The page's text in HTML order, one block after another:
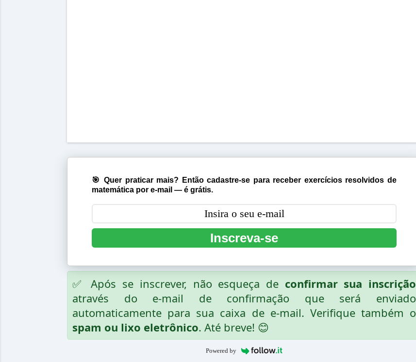
🎯 Quer praticar mais? Então cadastre-se para receber exercícios resolvidos de
matemática por e-mail — é grátis.
Inscreva-se
✅ Após se inscrever, não esqueça de confirmar sua inscrição
através do e-mail de confirmação que será enviado
automaticamente para sua caixa de e-mail. Verifique também o
spam ou lixo eletrônico. Até breve! 😊
Powered by